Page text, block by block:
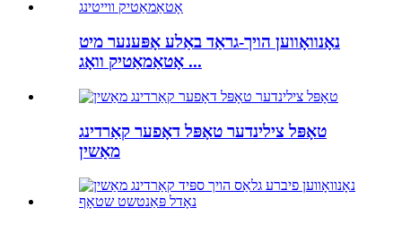
נאָנוואָווען הויך-גראַד באַלע אָפּענער מיט
אָטאַמאַטיק וואָג ...
טאָפּל צילינדער טאָפּל דאָפער קאַרדינג
מאַשין